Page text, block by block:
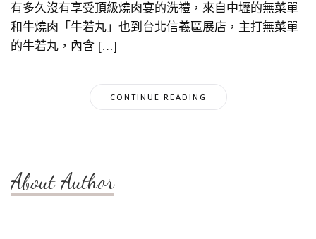
有多久沒有享受頂級燒肉宴的洗禮，來自中壢的無菜單
和牛燒肉「牛若丸」也到台北信義區展店，主打無菜單
的牛若丸，內含 […]
CONTINUE READING
About Author